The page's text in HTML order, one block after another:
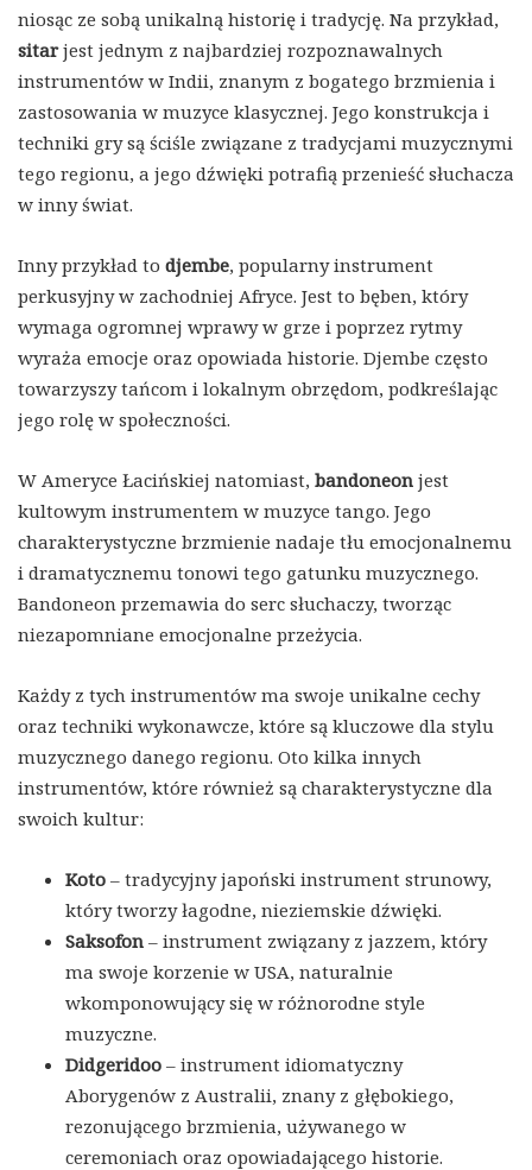
niosąc ze sobą unikalną historię i tradycję. Na przykład,
sitarjest jednym z najbardziej rozpoznawalnych
instrumentów w Indii, znanym z bogatego brzmienia i
zastosowania w muzyce klasycznej. Jego konstrukcja i
techniki gry są ściśle związane z tradycjami muzycznymi
tego regionu, a jego dźwięki potrafią przenieść słuchacza
w inny świat.
Inny przykład to djembe, popularny instrument
perkusyjny w zachodniej Afryce. Jest to bęben, który
wymaga ogromnej wprawy w grze i poprzez rytmy
wyraża emocje oraz opowiada historie. Djembe często
towarzyszy tańcom i lokalnym obrzędom, podkreślając
jego rolę w społeczności.
W Ameryce Łacińskiej natomiast, bandoneon jest
kultowym instrumentem w muzyce tango. Jego
charakterystyczne brzmienie nadaje tłu emocjonalnemu
i dramatycznemu tonowi tego gatunku muzycznego.
Bandoneon przemawia do serc słuchaczy, tworząc
niezapomniane emocjonalne przeżycia.
Każdy z tych instrumentów ma swoje unikalne cechy
oraz techniki wykonawcze, które są kluczowe dla stylu
muzycznego danego regionu. Oto kilka innych
instrumentów, które również są charakterystyczne dla
swoich kultur:
Koto – tradycyjny japoński instrument strunowy,
który tworzy łagodne, nieziemskie dźwięki.
Saksofon – instrument związany z jazzem, który
ma swoje korzenie w USA, naturalnie
wkomponowujący się w różnorodne style
muzyczne.
Didgeridoo – instrument idiomatyczny
Aborygenów z Australii, znany z głębokiego,
rezonującego brzmienia, używanego w
ceremoniach oraz opowiadającego historie.